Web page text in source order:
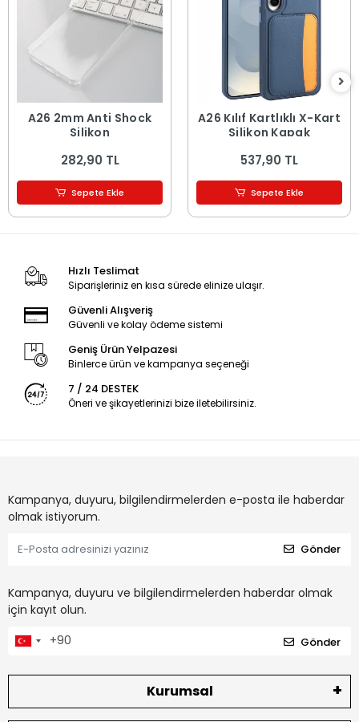
A26 2mm Anti Shock
Silikon
282,90 TL
Sepete Ekle
A26 Kılıf Kartlıklı X-Kart
Silikon Kapak
537,90 TL
Sepete Ekle
Hızlı Teslimat
Siparişleriniz en kısa sürede elinize ulaşır.
Güvenli Alışveriş
Güvenli ve kolay ödeme sistemi
Geniş Ürün Yelpazesi
Binlerce ürün ve kampanya seçeneği
7 / 24 DESTEK
Öneri ve şikayetlerinizi bize iletebilirsiniz.
Kampanya, duyuru, bilgilendirmelerden e-posta ile haberdar
olmak istiyorum.
Gönder
Kampanya, duyuru ve bilgilendirmelerden haberdar olmak
için kayıt olun.
Gönder
Kurumsal